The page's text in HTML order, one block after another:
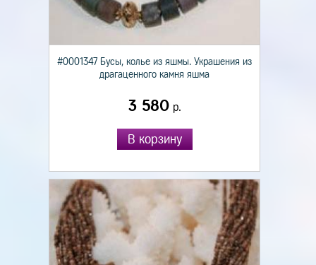
#0001347 Бусы, колье из яшмы. Украшения из
драгаценного камня яшма
3 580р.
В корзину